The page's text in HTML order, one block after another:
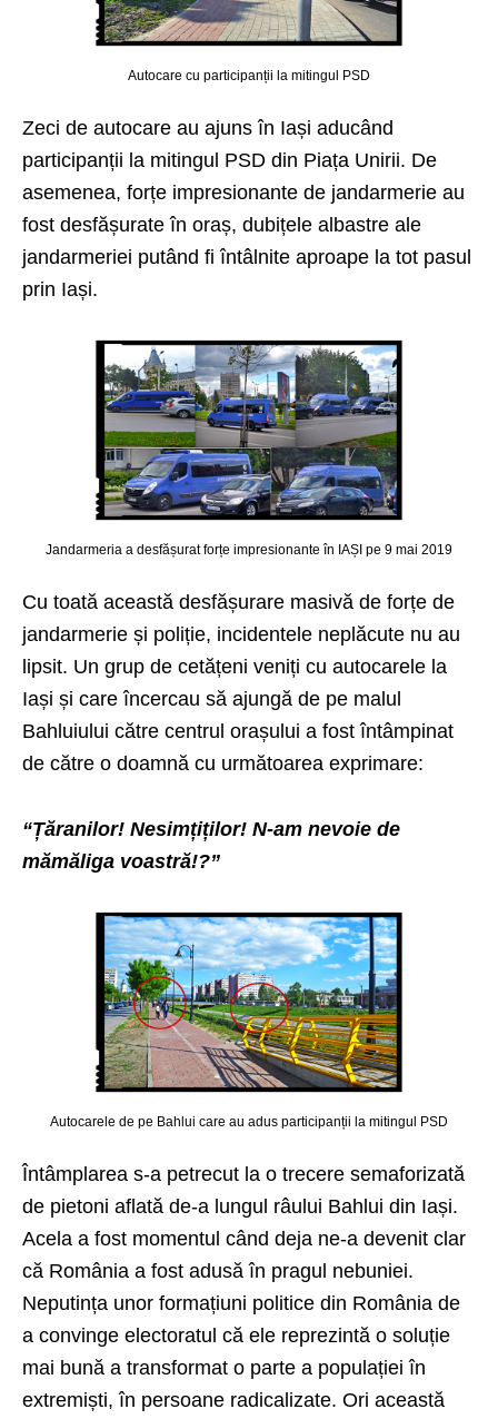
Autocare cu participanții la mitingul PSD
Zeci de autocare au ajuns în Iași aducând
participanții la mitingul PSD din Piața Unirii. De
asemenea, forțe impresionante de jandarmerie au
fost desfășurate în oraș, dubițele albastre ale
jandarmeriei putând fi întâlnite aproape la tot pasul
prin Iași.
Jandarmeria a desfășurat forțe impresionante în IAȘI pe 9 mai 2019
Cu toată această desfășurare masivă de forțe de
jandarmerie și poliție, incidentele neplăcute nu au
lipsit. Un grup de cetățeni veniți cu autocarele la
Iași și care încercau să ajungă de pe malul
Bahluiului către centrul orașului a fost întâmpinat
de către o doamnă cu următoarea exprimare:
“Țăranilor! Nesimțiților! N-am nevoie de
mămăliga voastră!?”
Autocarele de pe Bahlui care au adus participanții la mitingul PSD
Întâmplarea s-a petrecut la o trecere semaforizată
de pietoni aflată de-a lungul râului Bahlui din Iași.
Acela a fost momentul când deja ne-a devenit clar
că România a fost adusă în pragul nebuniei.
Neputința unor formațiuni politice din România de
a convinge electoratul că ele reprezintă o soluție
mai bună a transformat o parte a populației în
extremiști, în persoane radicalizate. Ori această